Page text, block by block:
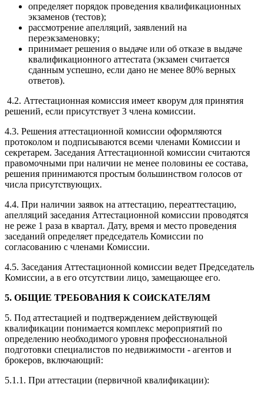
определяет порядок проведения квалификационных
экзаменов (тестов);
рассмотрение апелляций, заявлений на
переэкзаменовку;
принимает решения о выдаче или об отказе в выдаче
квалификационного аттестата (экзамен считается
сданным успешно, если дано не менее 80% верных
ответов).
4.2. Аттестационная комиссия имеет кворум для принятия
решений, если присутствует 3 члена комиссии.
4.3. Решения аттестационной комиссии оформляются
протоколом и подписываются всеми членами Комиссии и
секретарем. Заседания Аттестационной комиссии считаются
правомочными при наличии не менее половины ее состава,
решения принимаются простым большинством голосов от
числа присутствующих.
4.4. При наличии заявок на аттестацию, переаттестацию,
апелляций заседания Аттестационной комиссии проводятся
не реже 1 раза в квартал. Дату, время и место проведения
заседаний определяет председатель Комиссии по
согласованию с членами Комиссии.
4.5. Заседания Аттестационной комиссии ведет Председатель
Комиссии, а в его отсутствии лицо, замещающее его.
5. ОБЩИЕ ТРЕБОВАНИЯ К СОИСКАТЕЛЯМ
5. Под аттестацией и подтверждением действующей
квалификации понимается комплекс мероприятий по
определению необходимого уровня профессиональной
подготовки специалистов по недвижимости - агентов и
брокеров, включающий:
5.1.1. При аттестации (первичной квалификации):